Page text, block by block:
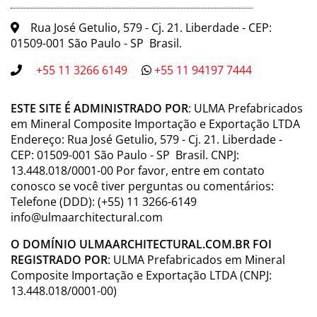
Inoxidável
Perfurada A-15 IP100KCA
Composite
Nervurada
(Anti-
tacão)
A-15 PNH100KCAM
duas
Composite
Nervurada
(Anti-
tacão)
A-15
PNH100KCAM-
por ML
Composite
Entramada
(Normal)
B-125 PE100KCBM
Rua José Getulio, 579 - Cj. 21. Liberdade - CEP:
01509-001 São Paulo - SP Brasil.
+55 11 3266 6149
+55 11 94197 7444
ESTE SITE É ADMINISTRADO POR: ULMA Prefabricados
em Mineral Composite Importação e Exportação LTDA
Endereço: Rua José Getulio, 579 - Cj. 21. Liberdade -
CEP: 01509-001 São Paulo - SP Brasil. CNPJ:
13.448.018/0001-00 Por favor, entre em contato
conosco se você tiver perguntas ou comentários:
Telefone (DDD): (+55) 11 3266-6149
info@ulmaarchitectural.com
O DOMÍNIO ULMAARCHITECTURAL.COM.BR FOI
REGISTRADO POR: ULMA Prefabricados em Mineral
Composite Importação e Exportação LTDA (CNPJ:
13.448.018/0001-00)